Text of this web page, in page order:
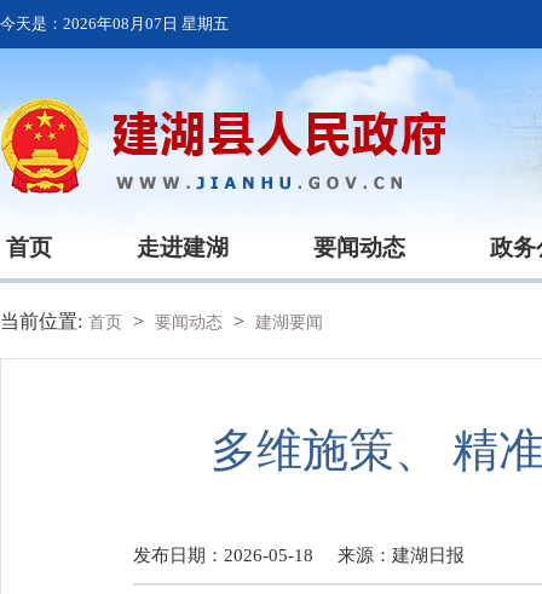
今天是： 2026年08月07日 星期五
首页 走进建湖 要闻动态 政务
当前位置: 首页 > 要闻动态 > 建湖要闻
多维施策、 精
发布日期：2026-05-18 来源： 建湖日报